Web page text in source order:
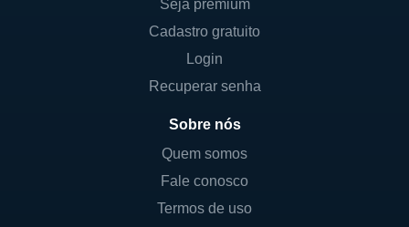
compromisso firme com a conformidade às
regulamentações, com investigações clínicas
rigorosas para garantir a segurança e a
disponibilizados ao mercado.
CONTROLADORES E ESTRUTURA
Seja premium
Cadastro gratuito
Login
Recuperar senha
Sobre nós
Quem somos
Fale conosco
Termos de uso